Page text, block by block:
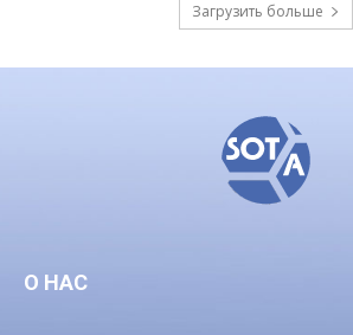
Загрузить больше
О НАС